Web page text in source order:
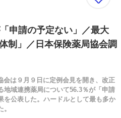
申請の予定ない」／最大
制」／日本保険薬局協会調
会は９月９日に定例会見を開き、改正
地域連携薬局について56.3％が「申請
を公表した。ハードルとして最も多か